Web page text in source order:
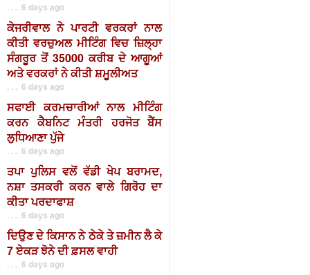
. . . 6 days ago
ਕੇਜਰੀਵਾਲ ਨੇ ਪਾਰਟੀ ਵਰਕਰਾਂ ਨਾਲ
ਕੀਤੀ ਵਰਚੁਅਲ ਮੀਟਿੰਗ ਵਿਚ ਜ਼ਿਲ੍ਹਾ
ਸੰਗਰੂਰ ਤੋਂ 35000 ਕਰੀਬ ਦੇ ਆਗੂਆਂ
ਅਤੇ ਵਰਕਰਾਂ ਨੇ ਕੀਤੀ ਸ਼ਮੂਲੀਅਤ
. . . 6 days ago
ਸਫਾਈ ਕਰਮਚਾਰੀਆਂ ਨਾਲ ਮੀਟਿੰਗ
ਕਰਨ ਕੈਬਨਿਟ ਮੰਤਰੀ ਹਰਜੋਤ ਬੈਂਸ
ਲੁਧਿਆਣਾ ਪੁੱਜੇ
. . . 6 days ago
ਤਪਾ ਪੁਲਿਸ ਵਲੋਂ ਵੱਡੀ ਖੇਪ ਬਰਾਮਦ,
ਨਸ਼ਾ ਤਸਕਰੀ ਕਰਨ ਵਾਲੇ ਗਿਰੋਹ ਦਾ
ਕੀਤਾ ਪਰਦਾਫਾਸ਼
. . . 6 days ago
ਦਿਉਣ ਦੇ ਕਿਸਾਨ ਨੇ ਠੇਕੇ ਤੇ ਜ਼ਮੀਨ ਲੈ ਕੇ
7 ਏਕੜ ਝੋਨੇ ਦੀ ਫ਼ਸਲ ਵਾਹੀ
. . . 6 days ago